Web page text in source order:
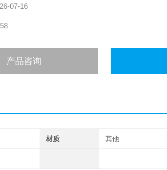
07-16
产品咨询
材质 其他